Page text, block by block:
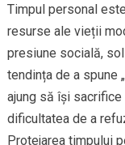
Timpul personal
resurse ale vieții
presiune socială,
tendința de a spune
ajung să își
dificultatea de a
Protejarea timpului